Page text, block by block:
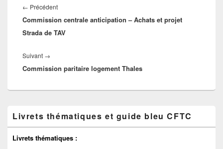
de
l’article
← Précédent
précédent :
Commission centrale anticipation – Achats et projet
Strada de TAV
Suivant →
suivant :
Commission paritaire logement Thales
principale
de
widget
Livrets thématiques et guide bleu CFTC
Livrets thématiques :